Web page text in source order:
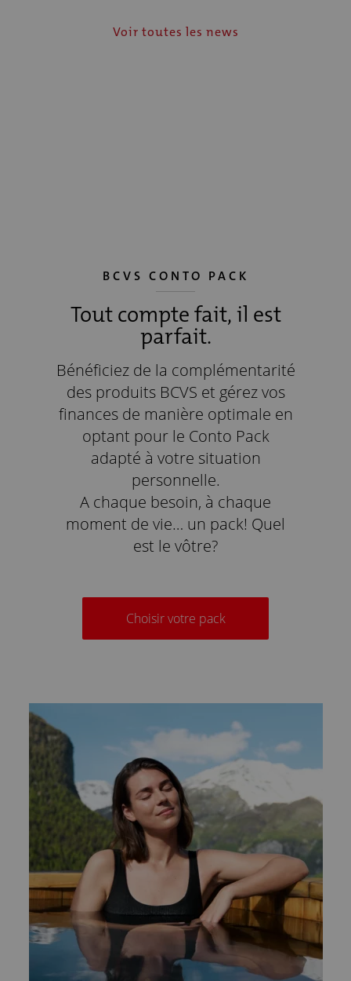
Voir toutes les news
BCVS CONTO PACK
Tout compte fait, il est
parfait.
Bénéficiez de la complémentarité
des produits BCVS et gérez vos
finances de manière optimale en
optant pour le Conto Pack
adapté à votre situation
personnelle.
A chaque besoin, à chaque
moment de vie… un pack! Quel
est le vôtre?
Choisir votre pack